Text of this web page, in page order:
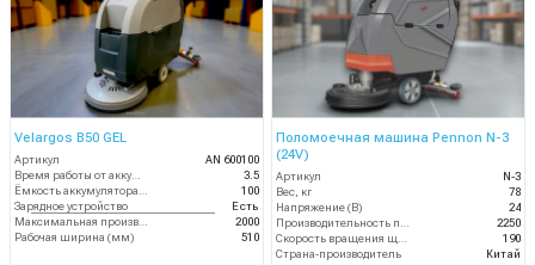
Velargos B50 GEL
Артикул
AN 600100
Время работы от аккумуляторов (ч)
3.5
100
Зарядное устройство
Есть
2000
Рабочая ширина (мм)
510
Поломоечная машина Pennon N-3
(24V)
Артикул
N-3
Вес, кг
78
Напряжение (В)
24
2250
190
Страна-производитель
Китай